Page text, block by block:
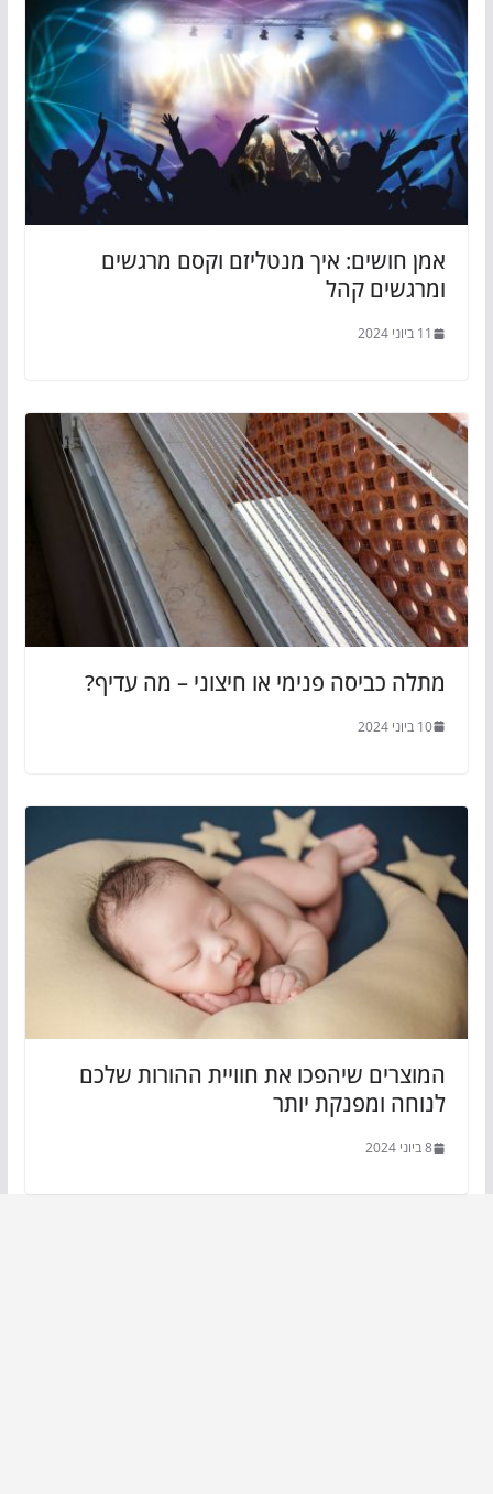
אמן חושים: איך מנטליזם וקסם מרגשים
ומרגשים קהל
11 ביוני 2024
מתלה כביסה פנימי או חיצוני – מה עדיף?
10 ביוני 2024
המוצרים שיהפכו את חוויית ההורות שלכם
לנוחה ומפנקת יותר
8 ביוני 2024